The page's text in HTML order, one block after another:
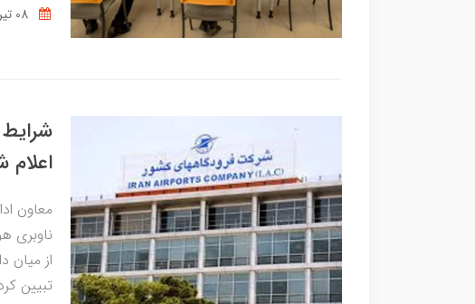
اعلام
معاون
ناوبری
از میان
تبیین